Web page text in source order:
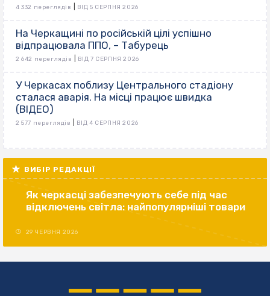
4 332 переглядів ВІД 5 СЕРПНЯ 2026
На Черкащині по російській цілі успішно
відпрацювала ППО, – Табурець
2 642 переглядів ВІД 7 СЕРПНЯ 2026
У Черкасах поблизу Центрального стадіону
сталася аварія. На місці працює швидка
(ВІДЕО)
2 577 переглядів ВІД 4 СЕРПНЯ 2026
ВИБІР РЕДАКЦІЇ
Як черкасці забезпечують себе під час
відключень світла: найпопулярніші товари
29 ЧЕРВНЯ 2026